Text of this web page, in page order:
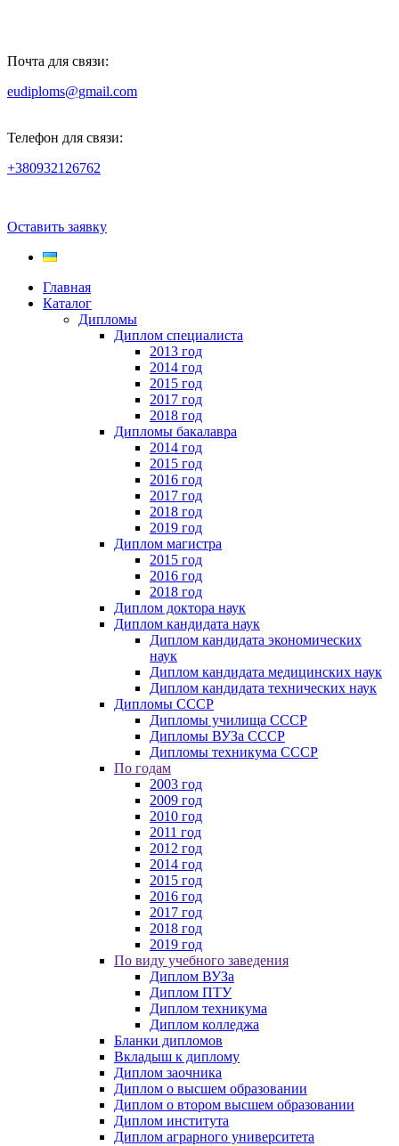
Почта для связи:
eudiploms@gmail.com
Телефон для связи:
+380932126762
Оставить заявку
Главная
Каталог
Дипломы
Диплом специалиста
2013 год
2014 год
2015 год
2017 год
2018 год
Дипломы бакалавра
2014 год
2015 год
2016 год
2017 год
2018 год
2019 год
Диплом магистра
2015 год
2016 год
2018 год
Диплом доктора наук
Диплом кандидата наук
Диплом кандидата экономических
наук
Диплом кандидата медицинских наук
Диплом кандидата технических наук
Дипломы СССР
Дипломы училища СССР
Дипломы ВУЗа СССР
Дипломы техникума СССР
По годам
2003 год
2009 год
2010 год
2011 год
2012 год
2014 год
2015 год
2016 год
2017 год
2018 год
2019 год
По виду учебного заведения
Диплом ВУЗа
Диплом ПТУ
Диплом техникума
Диплом колледжа
Бланки дипломов
Вкладыш к диплому
Диплом заочника
Диплом о высшем образовании
Диплом о втором высшем образовании
Диплом института
Диплом аграрного университета